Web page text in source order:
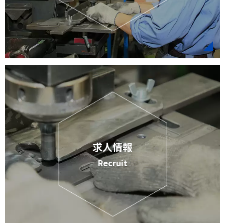
求人情報
Recruit